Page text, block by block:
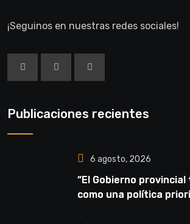
¡Seguinos en nuestras redes sociales!
Publicaciones recientes
6 agosto, 2026
“El Gobierno provincial
como una política